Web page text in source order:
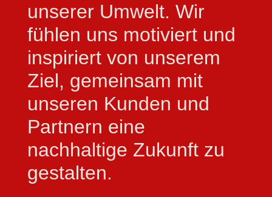
unserer Umwelt. Wir
fühlen uns motiviert und
inspiriert von unserem
Ziel, gemeinsam mit
unseren Kunden und
Partnern eine
nachhaltige Zukunft zu
gestalten.